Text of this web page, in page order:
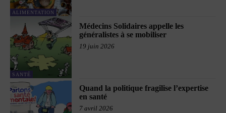
ALIMENTATION
SANTÉ
Médecins Solidaires appelle les
généralistes à se mobiliser
19 juin 2026
Quand la politique fragilise l’expertise
en santé
7 avril 2026